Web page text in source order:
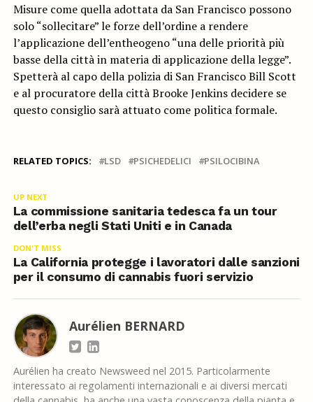
Misure come quella adottata da San Francisco possono
solo “sollecitare” le forze dell’ordine a rendere
l’applicazione dell’entheogeno “una delle priorità più
basse della città in materia di applicazione della legge”.
Spetterà al capo della polizia di San Francisco Bill Scott
e al procuratore della città Brooke Jenkins decidere se
questo consiglio sarà attuato come politica formale.
RELATED TOPICS: LSD PSICHEDELICI PSILOCIBINA
UP NEXT
La commissione sanitaria tedesca fa un tour
dell’erba negli Stati Uniti e in Canada
DON'T MISS
La California protegge i lavoratori dalle sanzioni
per il consumo di cannabis fuori servizio
Aurélien BERNARD
Aurélien ha creato Newsweed nel 2015. Particolarmente
interessato ai regolamenti internazionali e ai diversi mercati